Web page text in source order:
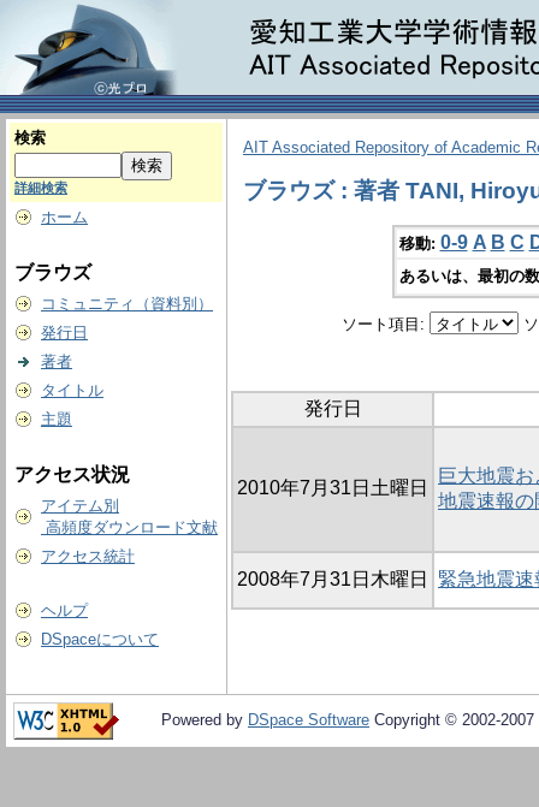
検索
詳細検索
ホーム
ブラウズ
コミュニティ（資料別）
発行日
著者
タイトル
主題
アクセス状況
アイテム別
高頻度ダウンロード文献
アクセス統計
ヘルプ
DSpaceについて
AIT Associated Repository of Academic
ブラウズ : 著者 TANI,
移動: 0-9 A B C
あるいは、最初の
ソート項目:
発行日
2010年7月31日土曜日
巨大地震
地震速報
2008年7月31日木曜日 緊急地震
Powered by DSpace Software Copyright © 2002-2007